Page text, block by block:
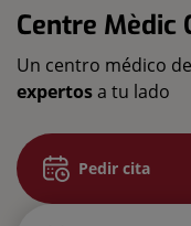
Centre Mèdic
Un centro médico de
expertosa tu lado
Pedir cita